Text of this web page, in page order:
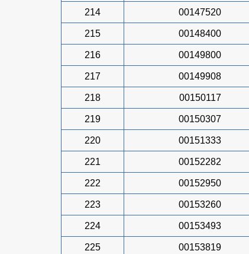
214 00147520
215 00148400
216 00149800
217 00149908
218 00150117
219 00150307
220 00151333
221 00152282
222 00152950
223 00153260
224 00153493
225 00153819